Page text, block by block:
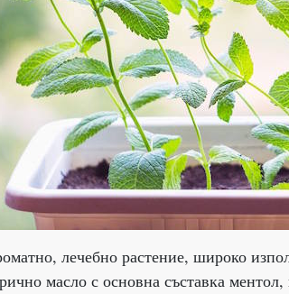
лечебно растение, широко
масло с основна съставка